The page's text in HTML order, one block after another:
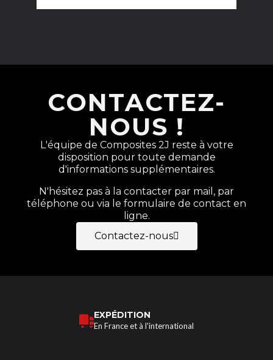
CONTACTEZ-
NOUS !
L'équipe de Composites 2J reste à votre
disposition pour toute demande
d'informations supplémentaires.
N'hésitez pas à la contacter par mail, par
téléphone ou via le formulaire de contact en
ligne.
Contactez-nous
EXPÉDITION
En France et à l'international